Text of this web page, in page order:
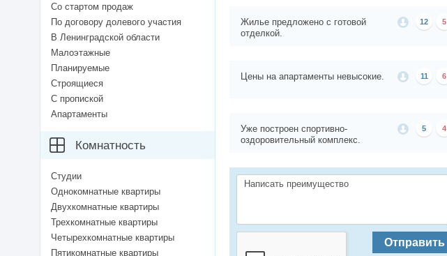
5
12
Жилье предложено с готовой
отделкой.
6
11
Цены на апартаменты невысокие.
4
5
Уже построен спортивно-
оздоровительный комплекс.
Отправить
Со стартом продаж
По договору долевого участия
В Ленинградской области
Малоэтажные
Планируемые
Строящиеся
С пропиской
Апартаменты
Комнатность
Студии
Однокомнатные квартиры
Двухкомнатные квартиры
Трехкомнатные квартиры
Четырехкомнатные квартиры
Пятикомнатные квартиры